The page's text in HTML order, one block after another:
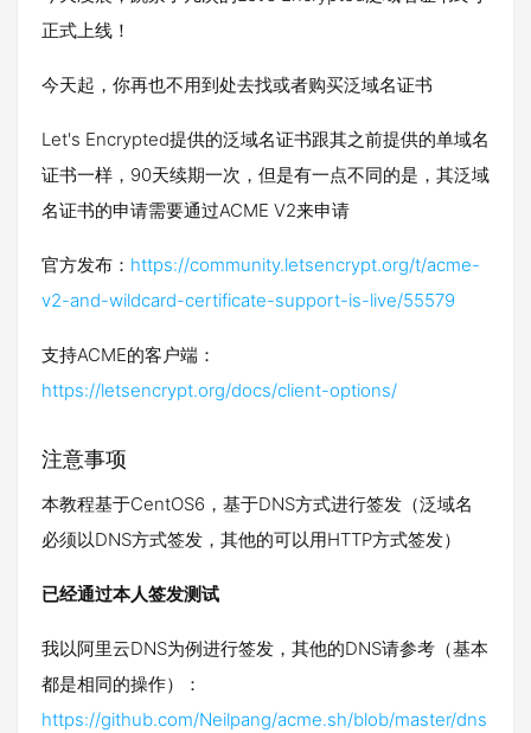
正式上线！
今天起，你再也不用到处去找或者购买泛域名证书
Let's Encrypted提供的泛域名证书跟其之前提供的单域名
证书一样，90天续期一次，但是有一点不同的是，其泛域
名证书的申请需要通过ACME V2来申请
官方发布： https://community.letsencrypt.org/t/acme-
v2-and-wildcard-certificate-support-is-live/55579
支持ACME的客户端：
https://letsencrypt.org/docs/client-options/
注意事项
本教程基于CentOS6，基于DNS方式进行签发（泛域名
必须以DNS方式签发，其他的可以用HTTP方式签发）
已经通过本人签发测试
我以阿里云DNS为例进行签发，其他的DNS请参考（基本
都是相同的操作）：
https://github.com/Neilpang/acme.sh/blob/master/dns